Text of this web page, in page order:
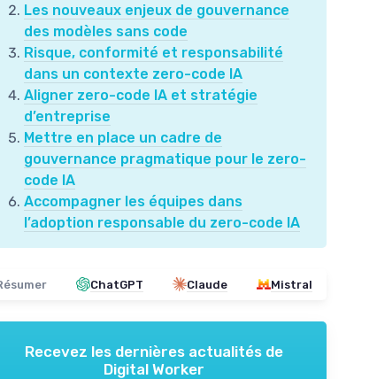
Les nouveaux enjeux de gouvernance
des modèles sans code
Risque, conformité et responsabilité
dans un contexte zero-code IA
Aligner zero-code IA et stratégie
d’entreprise
Mettre en place un cadre de
gouvernance pragmatique pour le zero-
code IA
Accompagner les équipes dans
l’adoption responsable du zero-code IA
ChatGPT Claude Mistral
Recevez les dernières actualités de
Digital Worker